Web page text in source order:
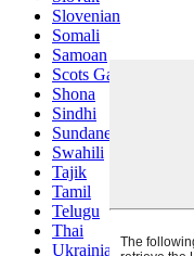
Slovenian
Somali
Samoan
Scots Gaelic
Shona
Sindhi
Sundanese
Swahili
Tajik
Tamil
Telugu
Thai
Ukrainian